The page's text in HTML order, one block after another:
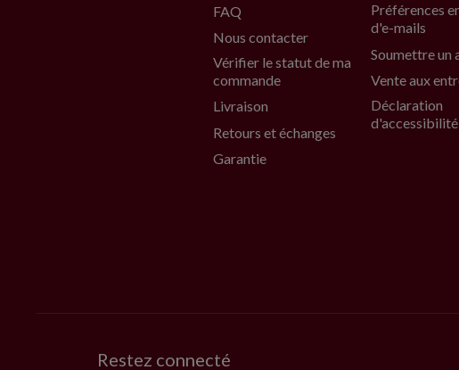
FAQ
Nous contacter
Vérifier le statut de ma
commande
Livraison
Retours et échanges
Garantie
Préférences
d'e-mails
Soumettre un
Vente aux
Déclaration
d'accessibilité
Restez connecté